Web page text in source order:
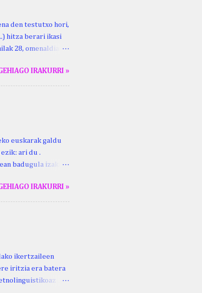
den testutxo hori,
hitza berari ikasi
28, omenaldia
Kristinari Henri
Leizarraga-
IRAKURRI »
euskarak galdu
ari du .
badugula izaki
ari du: ebi (euri)
Josefa
Mujika Josefa
ta sartzen da
IRAKURRI »
ikertzaileen
iritzia era batera